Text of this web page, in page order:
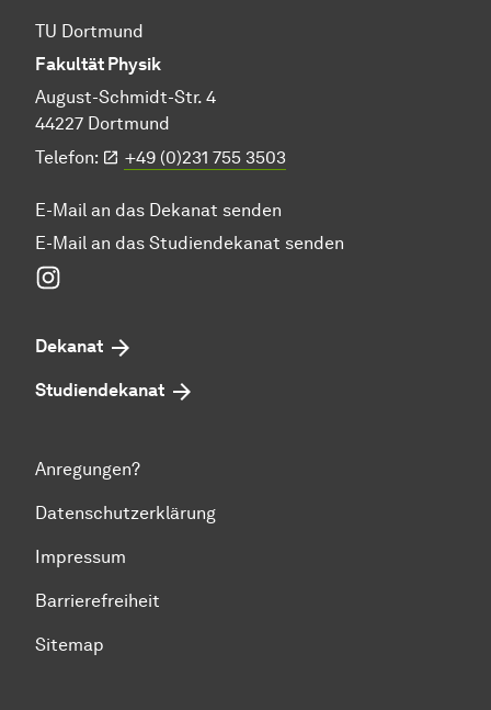
TU Dortmund
Fakultät Physik
August-Schmidt-Str. 4
44227 Dortmund
Telefon:
+49 (0)231 755 3503
E-Mail an das Dekanat senden
E-Mail an das Studiendekanat senden
Dekanat
Studiendekanat
Anregungen?
Datenschutzerklärung
Impressum
Barrierefreiheit
Sitemap